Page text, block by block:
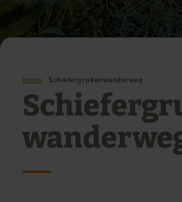
Home Schiefergrubenwanderweg